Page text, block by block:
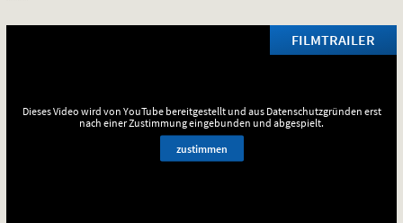
FILMTRAILER
Dieses Video wird von YouTube bereitgestellt und aus Datenschutzgründen erst
nach einer Zustimmung eingebunden und abgespielt.
zustimmen